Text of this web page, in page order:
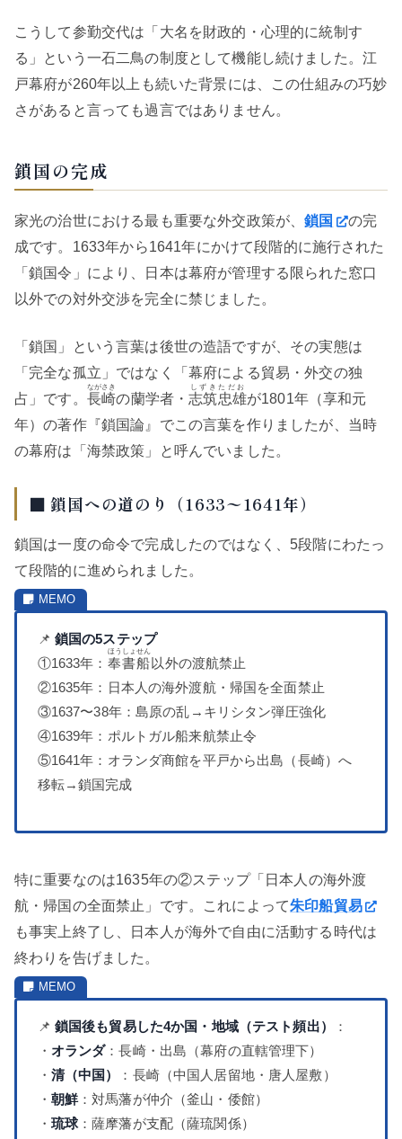
こうして参勤交代は「大名を財政的・心理的に統制す
る」という一石二鳥の制度として機能し続けました。江
戸幕府が260年以上も続いた背景には、この仕組みの巧妙
さがあると言っても過言ではありません。
鎖国の完成
家光の治世における最も重要な外交政策が、鎖国
の完
成です。1633年から1641年にかけて段階的に施行された
「鎖国令」により、日本は幕府が管理する限られた窓口
以外での対外交渉を完全に禁じました。
「鎖国」という言葉は後世の造語ですが、その実態は
「完全な孤立」ではなく「幕府による貿易・外交の独
占」です。 長崎
ながさき
の蘭学者・志筑忠雄
しずきただお
が1801年（享和元
年）の著作『鎖国論』でこの言葉を作りましたが、当時
の幕府は「海禁政策」と呼んでいました。
■ 鎖国への道のり（1633〜1641年）
鎖国は一度の命令で完成したのではなく、5段階にわたっ
て段階的に進められました。
📌 鎖国の5ステップ
①1633年： 奉書船
ほうしょせん
以外の渡航禁止
②1635年：日本人の海外渡航・帰国を全面禁止
③1637〜38年：島原の乱→キリシタン弾圧強化
④1639年：ポルトガル船来航禁止令
⑤1641年：オランダ商館を平戸から出島（長崎）へ
移転→鎖国完成
特に重要なのは1635年の②ステップ「日本人の海外渡
航・帰国の全面禁止」です。これによって朱印船貿易
も事実上終了し、日本人が海外で自由に活動する時代は
終わりを告げました。
📌 鎖国後も貿易した4か国・地域（テスト頻出）
：
・ オランダ：長崎・出島（幕府の直轄管理下）
・ 清（中国）
：長崎（中国人居留地・唐人屋敷）
・ 朝鮮：対馬藩が仲介（釜山・倭館）
・ 琉球：薩摩藩が支配（薩琉関係）